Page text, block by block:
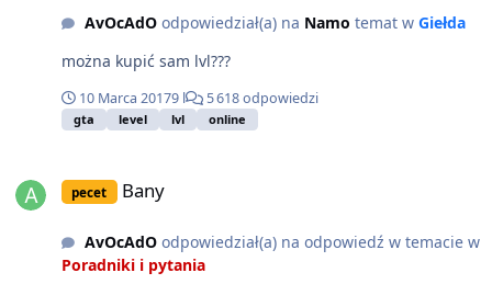
AvOcAdOodpowiedział(a) na Namo temat w Giełda
można kupić sam lvl???
10 Marca 20179 l 5 618 odpowiedzi
gta level lvl online
pecet Bany
AvOcAdOodpowiedział(a) na odpowiedź w temacie w
Poradniki i pytania